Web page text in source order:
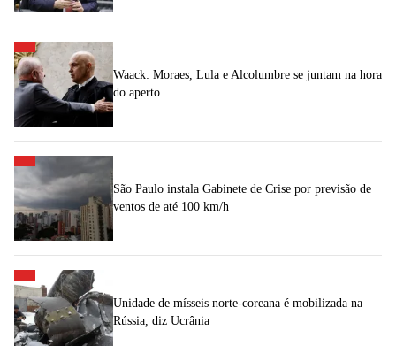
Waack: Moraes, Lula e Alcolumbre se juntam na hora
do aperto
São Paulo instala Gabinete de Crise por previsão de
ventos de até 100 km/h
Unidade de mísseis norte-coreana é mobilizada na
Rússia, diz Ucrânia